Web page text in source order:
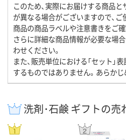
このため、実際にお届けする商品
が異なる場合がございますので、
商品の商品ラベルや注意書きをご確
さらに詳細な商品情報が必要な場
わせください。
また、販売単位における「セット」
するものではありません。あらかじ
洗剤･石鹸 ギフトの売